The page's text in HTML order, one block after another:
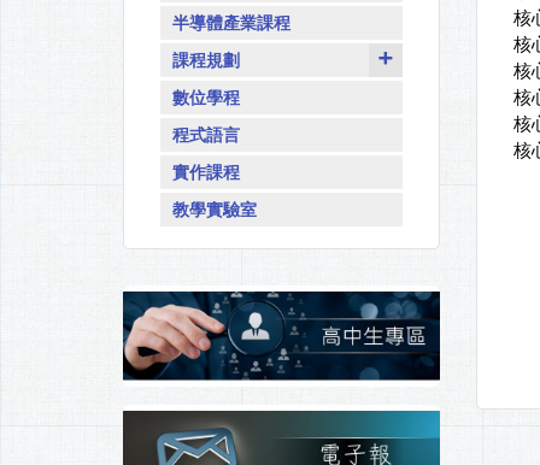
核
核
核
核
核
核
半導體產業課程
課程規劃
數位學程
程式語言
實作課程
教學實驗室